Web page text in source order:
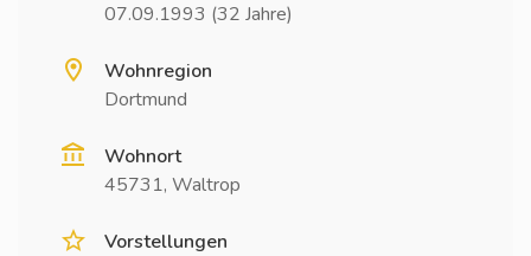
07.09.1993 (32 Jahre)
Wohnregion
Dortmund
Wohnort
45731, Waltrop
Vorstellungen